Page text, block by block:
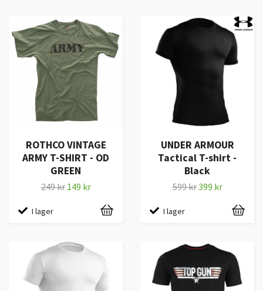
ROTHCO VINTAGE
ARMY T-SHIRT - OD
GREEN
249 kr 149 kr
I lager
UNDER ARMOUR
Tactical T-shirt -
Black
599 kr399 kr
I lager